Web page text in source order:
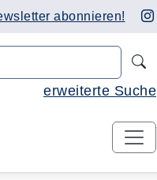
abonnieren!
erweiterte Suche